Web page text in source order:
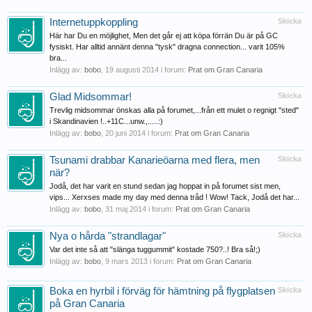
Skicka
Internetuppkoppling
Här har Du en möjlighet, Men det går ej att köpa förrän Du är på GC
fysiskt. Har alltid annänt denna "tysk" dragna connection... varit 105%
bra...
Inlägg av: bobo 19 augusti 2014 i forum: Prat om Gran Canaria
Skicka
Glad Midsommar!
Trevlig midsommar önskas alla på forumet,...från ett mulet o regnigt "sted"
i Skandinavien !..+11C...unw.,.....:)
Inlägg av: bobo 20 juni 2014 i forum: Prat om Gran Canaria
Skicka
Tsunami drabbar Kanarieöarna med flera, men
när?
Jodå, det har varit en stund sedan jag hoppat in på forumet sist men,
vips... Xerxses made my day med denna tråd ! Wow! Tack, Jodå det har...
Inlägg av: bobo 31 maj 2014 i forum: Prat om Gran Canaria
Skicka
Nya o hårda "strandlagar"
Var det inte så att "slänga tuggummit" kostade 750?..! Bra så!;)
Inlägg av: bobo 9 mars 2013 i forum: Prat om Gran Canaria
Skicka
Boka en hyrbil i förväg för hämtning på flygplatsen
på Gran Canaria